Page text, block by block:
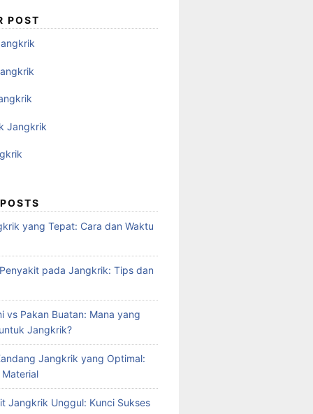
POST
Jangkrik
yang Tepat: Cara dan Waktu
pada Jangkrik: Tips dan
vs Pakan Buatan: Mana yang
Jangkrik?
Jangkrik yang Optimal:
Jangkrik Unggul: Kunci Sukses